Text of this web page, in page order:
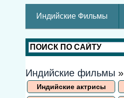
Индийские Фильмы
Индийские фильмы »
Индийские актрисы